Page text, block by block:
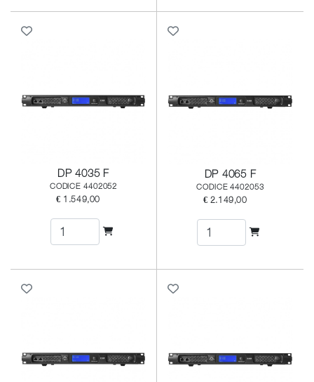
DP 4035 F
CODICE 4402052
€ 1.549,00
DP 4065 F
CODICE 4402053
€ 2.149,00